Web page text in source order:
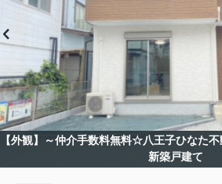
【外観】～仲介手数料無料☆八王子ひなた
新築戸建て